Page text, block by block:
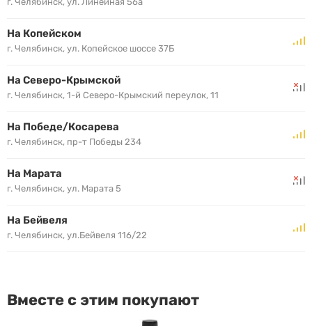
На Копейском
г. Челябинск, ул. Копейское шоссе 37Б
На Северо-Крымской
г. Челябинск, 1-й Северо-Крымский переулок, 11
На Победе/Косарева
г. Челябинск, пр-т Победы 234
На Марата
г. Челябинск, ул. Марата 5
На Бейвеля
г. Челябинск, ул.Бейвеля 116/22
Вместе с этим покупают